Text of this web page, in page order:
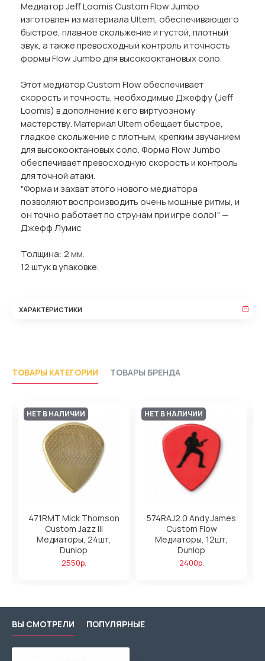
Медиатор Jeff Loomis Custom Flow Jumbo
изготовлен из материала Ultem, обеспечивающего
быстрое, плавное скольжение и густой, плотный
звук, а также превосходный контроль и точность
формы Flow Jumbo для высокооктановых соло.
Этот медиатор Custom Flow обеспечивает
скорость и точность, необходимые Джеффу (Jeff
Loomis) в дополнение к его виртуозному
мастерству. Материал Ultem обещает быстрое,
гладкое скольжение с плотным, крепким звучанием
для высокооктановых соло. Форма Flow Jumbo
обеспечивает превосходную скорость и контроль
для точной атаки.
"Форма и захват этого нового медиатора
позволяют воспроизводить очень мощные ритмы, и
он точно работает по струнам при игре соло!" —
Джефф Лумис
Толщина: 2 мм.
12 штук в упаковке.
ХАРАКТЕРИСТИКИ
ТОВАРЫ КАТЕГОРИИ ТОВАРЫ БРЕНДА
НЕТ В НАЛИЧИИ
471RMT Mick Thomson
Custom Jazz III
Медиаторы, 24шт,
Dunlop
2550р.
НЕТ В НАЛИЧИИ
574RAJ2.0 Andy James
Custom Flow
Медиаторы, 12шт,
Dunlop
2400р.
ВЫ СМОТРЕЛИ ПОПУЛЯРНЫЕ